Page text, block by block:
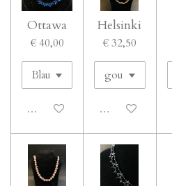
Ottawa
€ 40,00
Uitgeschakeld
Helsinki
€ 32,50
Uitgeschakeld